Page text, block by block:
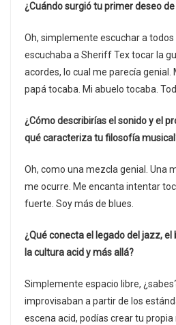
¿Cuándo surgió tu primer deseo
Oh, simplemente escuchar a todos
escuchaba a Sheriff Tex tocar la
acordes, lo cual me parecía genial.
papá tocaba. Mi abuelo tocaba.
¿Cómo describirías el sonido y el
qué caracteriza tu filosofía
Oh, como una mezcla genial. Una
me ocurre. Me encanta intentar
fuerte. Soy más de blues.
¿Qué conecta el legado del jazz, el
la cultura acid y más allá?
Simplemente espacio libre,
improvisaban a partir de los
escena acid, podías crear tu